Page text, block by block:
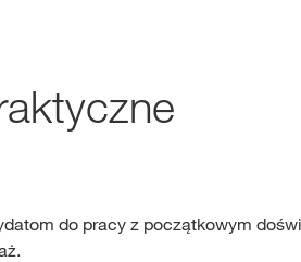
dla rolników
do pracy z początkowym